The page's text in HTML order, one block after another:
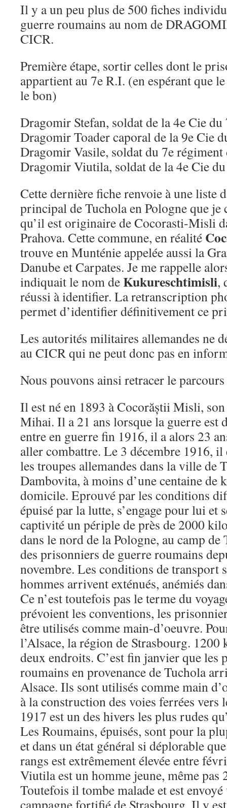
Il y a un peu plus de 500 fiches
guerre roumains au nom de
CICR.
Première étape, sortir celles dont le
appartient au 7e R.I. (en espérant que
le bon)
Dragomir Stefan, soldat de la 4e Cie du
Dragomir Toader caporal de la 9e Cie
Dragomir Vasile, soldat du 7e régiment
Dragomir Viutila, soldat de la 4e Cie
Cette dernière fiche renvoie à une liste
principal de Tuchola en Pologne que
qu’il est originaire de Cocorasti-Misli
Prahova. Cette commune, en réalité
trouve en Munténie appelée aussi la
Danube et Carpates. Je me rappelle
indiquait le nom deKukureschtimisli,
réussi à identifier. La retranscription
permet d’identifier définitivement ce
Les autorités militaires allemandes ne
au CICR qui ne peut donc pas en
Nous pouvons ainsi retracer le
Il est né en 1893 à Cocorăștii Misli,
Mihai. Il a 21 ans lorsque la guerre est
entre en guerre fin 1916, il a alors 23
aller combattre. Le 3 décembre 1916,
les troupes allemandes dans la ville de
Dambovita, à moins d’une centaine de
domicile. Eprouvé par les conditions
épuisé par la lutte, s’engage pour lui et
captivité un périple de près de 2000
dans le nord de la Pologne, au camp
des prisonniers de guerre roumains
novembre. Les conditions de transport
hommes arrivent exténués, anémiés
Ce n’est toutefois pas le terme du
prévoient les conventions, les
être utilisés comme main-d’oeuvre.
l’Alsace, la région de Strasbourg. 1200
deux endroits. C’est fin janvier que les
roumains en provenance de Tuchola
Alsace. Ils sont utilisés comme main
à la construction des voies ferrées
1917 est un des hivers les plus rudes
Les Roumains, épuisés, sont pour la
et dans un état général si déplorable
rangs est extrêmement élevée entre
Viutila est un homme jeune, même pas
Toutefois il tombe malade et est
campagne fortifié de Strasbourg. Il y